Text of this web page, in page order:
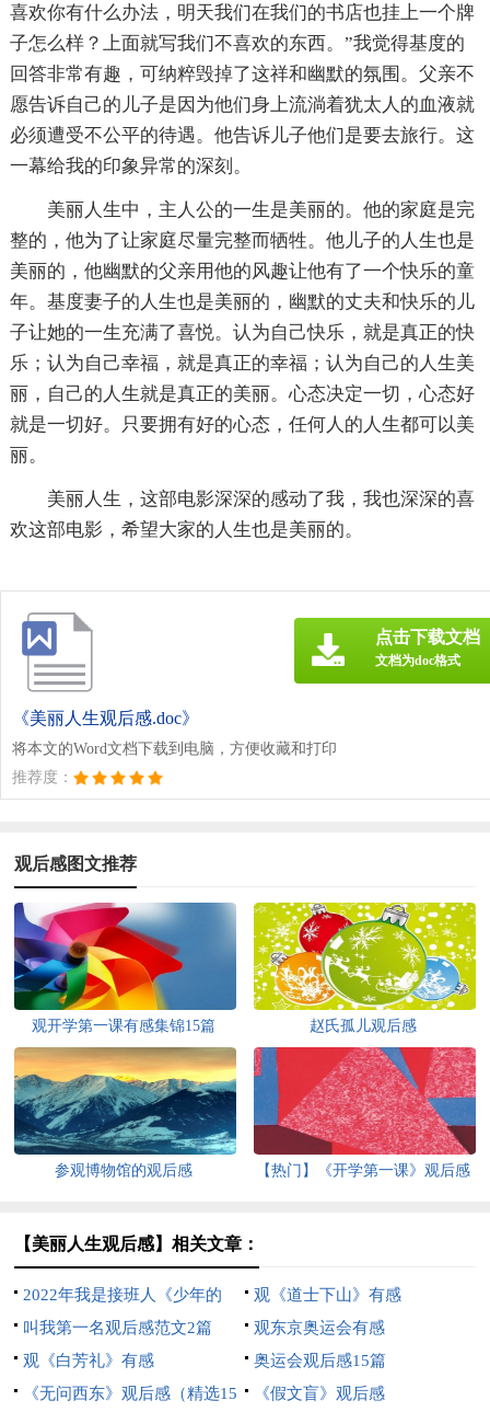
喜欢你有什么办法，明天我们在我们的书店也挂上一个牌
子怎么样？上面就写我们不喜欢的东西。”我觉得基度的
回答非常有趣，可纳粹毁掉了这祥和幽默的氛围。父亲不
愿告诉自己的儿子是因为他们身上流淌着犹太人的血液就
必须遭受不公平的待遇。他告诉儿子他们是要去旅行。这
一幕给我的印象异常的深刻。
美丽人生中，主人公的一生是美丽的。他的家庭是完
整的，他为了让家庭尽量完整而牺牲。他儿子的人生也是
美丽的，他幽默的父亲用他的风趣让他有了一个快乐的童
年。基度妻子的人生也是美丽的，幽默的丈夫和快乐的儿
子让她的一生充满了喜悦。认为自己快乐，就是真正的快
乐；认为自己幸福，就是真正的幸福；认为自己的人生美
丽，自己的人生就是真正的美丽。心态决定一切，心态好
就是一切好。只要拥有好的心态，任何人的人生都可以美
丽。
美丽人生，这部电影深深的感动了我，我也深深的喜
欢这部电影，希望大家的人生也是美丽的。
《美丽人生观后感.doc》
将本文的Word文档下载到电脑，方便收藏和打印
推荐度：
点击下载文档
文档为doc格式
观后感图文推荐
观开学第一课有感集锦15篇 赵氏孤儿观后感
参观博物馆的观后感
【热门】《开学第一课》观后感
【美丽人生观后感】相关文章：
2022年我是接班人《少年的
我》观后感（精选13篇）
观《道士下山》有感
叫我第一名观后感范文2篇
观东京奥运会有感
观《白芳礼》有感
奥运会观后感15篇
《无问西东》观后感（精选15
《假文盲》观后感